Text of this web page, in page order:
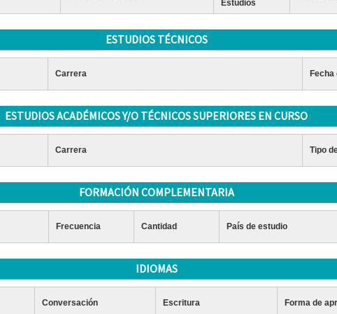
Estudios
ESTUDIOS TÉCNICOS
Carrera Fecha
ESTUDIOS ACADÉMICOS Y/O TÉCNICOS SUPERIORES EN CURSO
Carrera Tipo
FORMACIÓN COMPLEMENTARIA
Frecuencia Cantidad País de estudio
IDIOMAS
Conversación Escritura Forma de